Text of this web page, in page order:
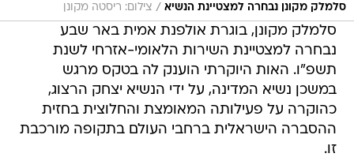
סלמלק מקונן נבחרה למצטיינת הנשיא / צילום: ריסטה מקונן
סלמלק מקונן, בוגרת אולפנת אמית באר שבע
נבחרה למצטיינת השירות הלאומי-אזרחי לשנת
תשפ"ו. האות היוקרתי הוענק לה בטקס מרגש
במשכן נשיא המדינה, על ידי הנשיא יצחק הרצוג,
כהוקרה על פעילותה המאומצת והחלוצית בחזית
ההסברה הישראלית ברחבי העולם בתקופה מורכבת
זו.